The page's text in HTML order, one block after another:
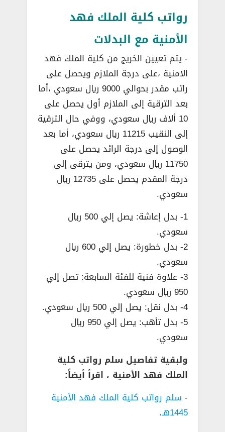
رواتب كلية الملك فهد
الأمنية مع البدلات
­- يتم تعيين الخريج من كلية الملك فهد
الامنية ،على درجة الملازم ويحصل على
راتب مقدر بحوالي 9000 ريال سعودي ،أما
بعد الترقية إلى الملازم أول يحصل على
10 ألاف ريال سعودي، ووفي حال الترقية
إلى النقيب 11215 ريال سعودي، أما بعد
الوصول إلى درجة الرائد يحصل على
11750 ريال سعودي، ومن يترقى إلى
درجة المقدم يحصل على 12735 ريال
سعودي.
1- بدل إعاشة: يصل إلي 500 ريال
سعودي.
2- بدل خطورة: يصل إلي 600 ريال
سعودي.
3- علاوة فنية للفئة السابعة: تصل إلي
950 ريال سعودي.
4- بدل نقل: يصل إلي 500 ريال سعودي.
5- بدل تأهب: يصل إلي 950 ريال
سعودي.
ولبقية تفاصيل سلم رواتب كلية
الملك فهد الأمنية ، اقرأ أيضاً:
­- سلم رواتب كلية الملك فهد الأمنية
1445هـ .